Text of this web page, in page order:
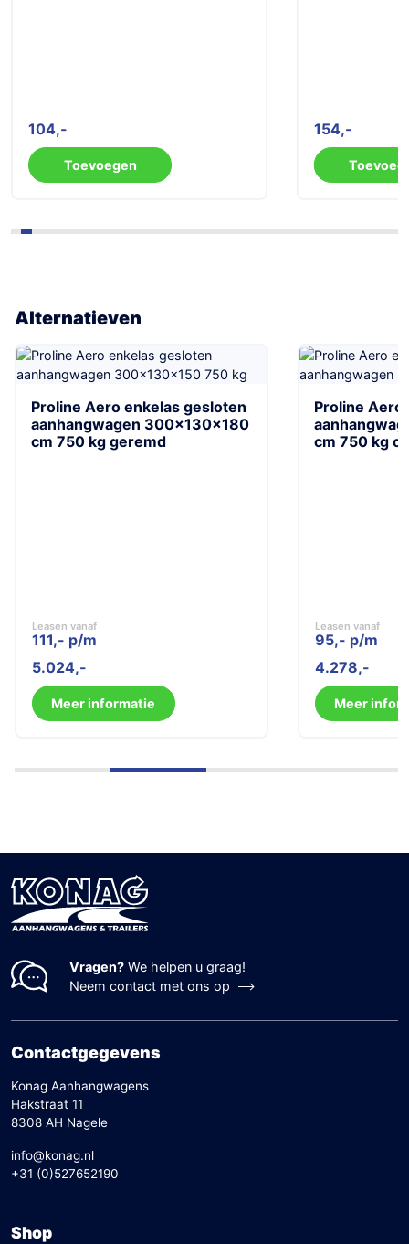
104
Toevoegen
154
Alternatieven
Proline Aero enkelas gesloten
aanhangwagen 300x130x180
cm 750 kg geremd
Leasen vanaf
111,- p/m
5.024
Meer informatie
Proline Aero
cm 750 kg
Leasen vanaf
95,- p/m
4.278
Meer
Vragen? We helpen u graag!
Neem contact met ons op
Contactgegevens
Konag Aanhangwagens
Hakstraat 11
8308 AH Nagele
info@konag.nl
+31 (0)527652190
Shop